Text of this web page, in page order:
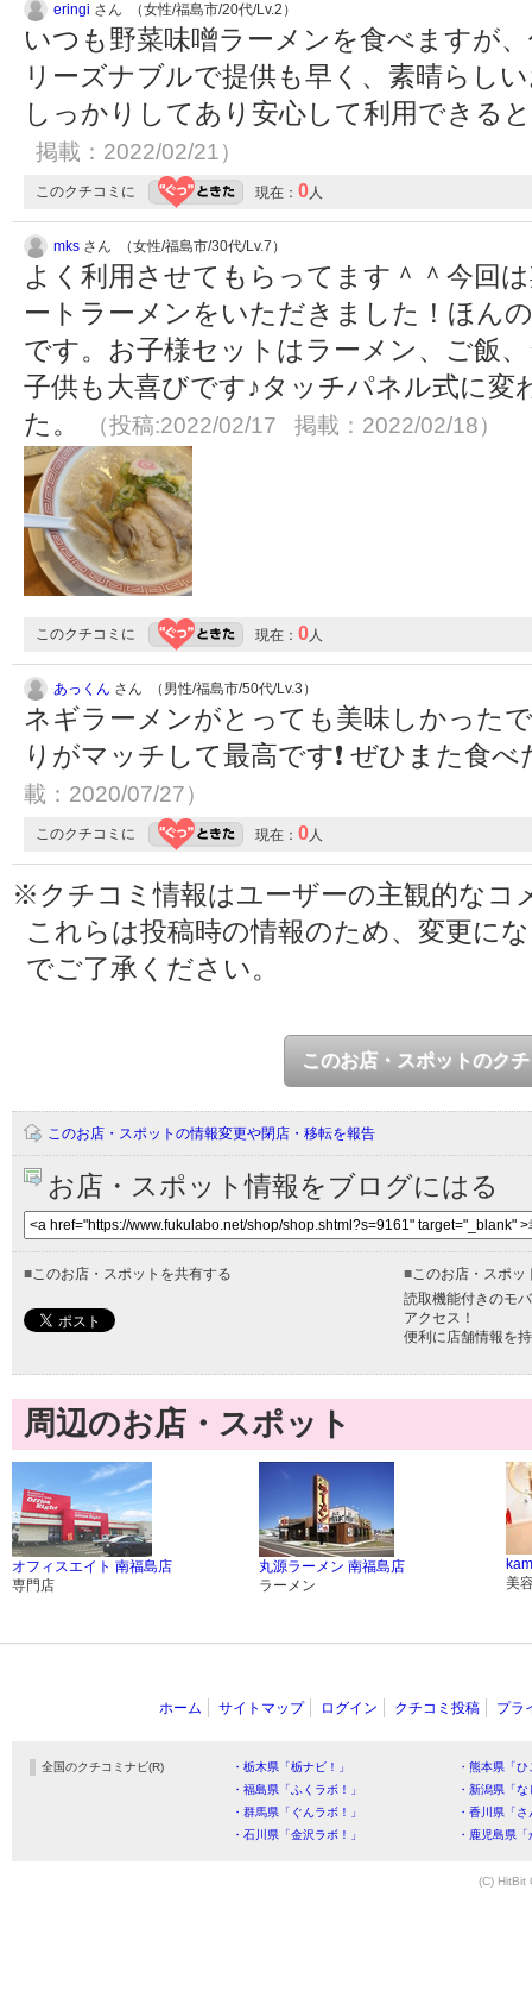
eringi さん （女性/福島市/20代/Lv.2）
いつも野菜味噌ラーメンを食べますが
リーズナブルで提供も早く、素晴らし
しっかりしてあり安心して利用できる
掲載：2022/02/21）
このクチコミに 現在： 0人
mks さん （女性/福島市/30代/Lv.7）
よく利用させてもらってます＾＾今回
ートラーメンをいただきました！ほん
です。お子様セットはラーメン、ご飯
子供も大喜びです♪タッチパネル式に変
た。
（投稿:2022/02/17 掲載：2022/02/18）
このクチコミに 現在： 0人
あっくん さん （男性/福島市/50代/Lv.3）
ネギラーメンがとっても美味しかった
りがマッチして最高です❗ ぜひまた食
載：2020/07/27）
このクチコミに 現在： 0人
※クチコミ情報はユーザーの主観的なコ
これらは投稿時の情報のため、変更に
でご了承ください。
このお店・スポットのク
このお店・スポットの情報変更や閉店・移転を報告
お店・スポット情報をブログにはる
■このお店・スポットを共有する ■このお店・スポッ
読取機能付きのモ
アクセス！
便利に店舗情報を
周辺のお店・スポット
オフィスエイト 南福島店
専門店
丸源ラーメン 南福島店
ラーメン
美
ホーム サイトマップ ログイン クチコミ投稿 プラ
全国のクチコミナビ(R) ・栃木県「栃ナビ！」
・熊本県「
・福島県「ふくラボ！」
・新潟県「
・群馬県「ぐんラボ！」
・香川県「
・石川県「金沢ラボ！」
・鹿児島県
(C) HitBit